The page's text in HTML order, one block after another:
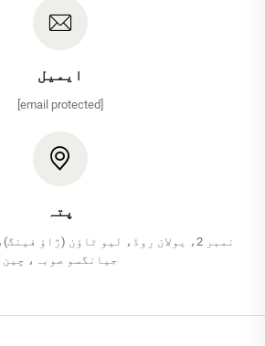
ایمیل
پتہ
نمبر 2، یولان روڈ، لیو ٹاؤن (ژاؤ
جیانگسو صوبہ، چین